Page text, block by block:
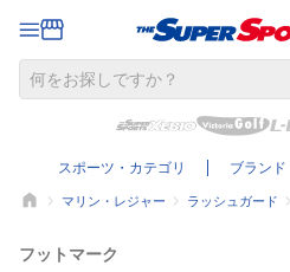
スポーツ・カテゴリ ブランド
マリン・レジャー ラッシュガード
フットマーク